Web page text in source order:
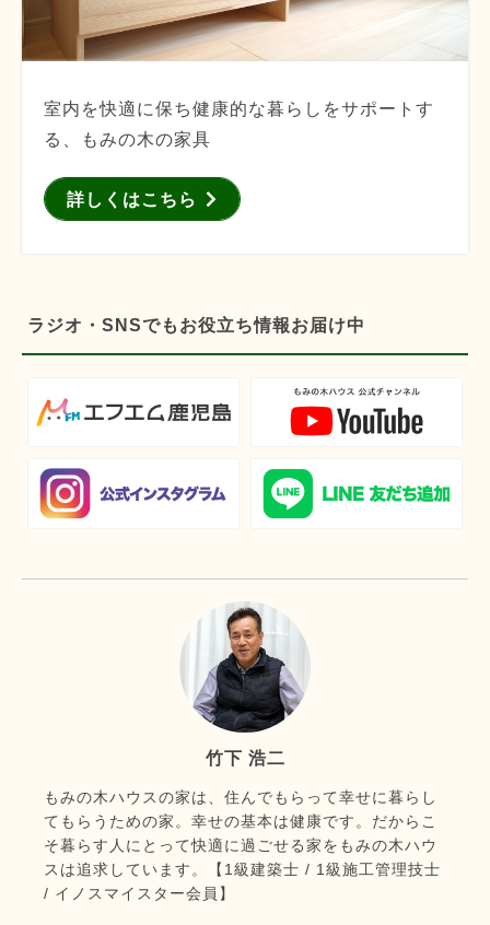
室内を快適に保ち健康的な暮らしをサポートす
る、もみの木の家具
詳しくはこちら
ラジオ・SNSでもお役立ち情報お届け中
竹下 浩二
もみの木ハウスの家は、住んでもらって幸せに暮らし
てもらうための家。幸せの基本は健康です。だからこ
そ暮らす人にとって快適に過ごせる家をもみの木ハウ
スは追求しています。【1級建築士 / 1級施工管理技士
/ イノスマイスター会員】